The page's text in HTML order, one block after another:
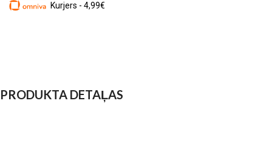
Kurjers - 4,99€
PRODUKTA DETAĻAS